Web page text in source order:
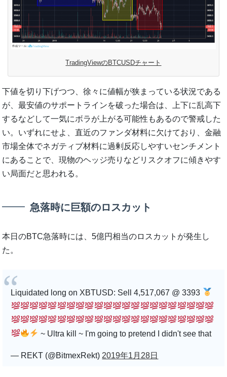
TradingViewのBTCUSDチャート
下値を切り下げつつ、徐々に値幅が狭まっている状況である
が、最安値のサポートラインを破った場合は、上下に乱高下
するなどして一気にボラが上がる可能性もあるので警戒した
い。いずれにせよ、直近のファンダ材料に欠けており、金融
市場全体でネガティブ材料に過剰反応しやすいセンチメント
にあることで、現物のヘッジ売りなどリスクオフに傾きやす
い局面だと思われる。
急落時に巨額のロスカット
本日のBTC急落時には、5億円相当のロスカットが発生し
た。
Liquidated long on XBTUSD: Sell 4,517,067 @ 3393
~ Ultra kill ~ I'm going to pretend I didn't see that
— REKT (@BitmexRekt) 2019年1月28日